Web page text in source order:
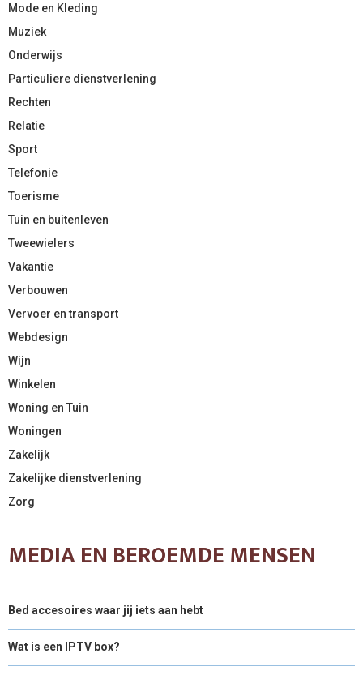
Mode en Kleding
Muziek
Onderwijs
Particuliere dienstverlening
Rechten
Relatie
Sport
Telefonie
Toerisme
Tuin en buitenleven
Tweewielers
Vakantie
Verbouwen
Vervoer en transport
Webdesign
Wijn
Winkelen
Woning en Tuin
Woningen
Zakelijk
Zakelijke dienstverlening
Zorg
MEDIA EN BEROEMDE MENSEN
Bed accesoires waar jij iets aan hebt
Wat is een IPTV box?